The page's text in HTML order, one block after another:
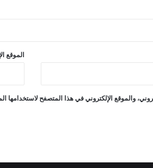
الموقع
والموقع الإلكتروني في هذا المتصفح لاستخدامها